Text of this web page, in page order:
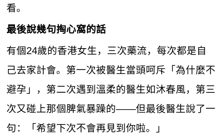
看。
最後說幾句掏心窩的話
有個24歲的香港女生，三次藥流，每次都是自
己去家計會。第一次被醫生當頭呵斥「為什麼不
避孕」，第二次遇到溫柔的醫生如沐春風，第三
次又碰上那個脾氣暴躁的——但最後醫生說了一
句：「希望下次不會再見到你啦。」